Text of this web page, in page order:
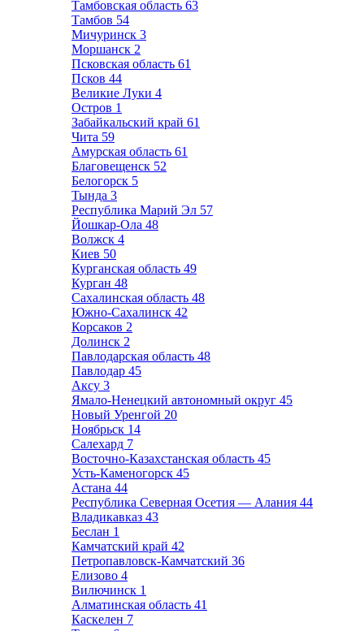
Тамбовская область 63
Тамбов 54
Мичуринск 3
Моршанск 2
Псковская область 61
Псков 44
Великие Луки 4
Остров 1
Забайкальский край 61
Чита 59
Амурская область 61
Благовещенск 52
Белогорск 5
Тында 3
Республика Марий Эл 57
Йошкар-Ола 48
Волжск 4
Киев 50
Курганская область 49
Курган 48
Сахалинская область 48
Южно-Сахалинск 42
Корсаков 2
Долинск 2
Павлодарская область 48
Павлодар 45
Аксу 3
Ямало-Ненецкий автономный округ 45
Новый Уренгой 20
Ноябрьск 14
Салехард 7
Восточно-Казахстанская область 45
Усть-Каменогорск 45
Астана 44
Республика Северная Осетия — Алания 44
Владикавказ 43
Беслан 1
Камчатский край 42
Петропавловск-Камчатский 36
Елизово 4
Вилючинск 1
Алматинская область 41
Каскелен 7